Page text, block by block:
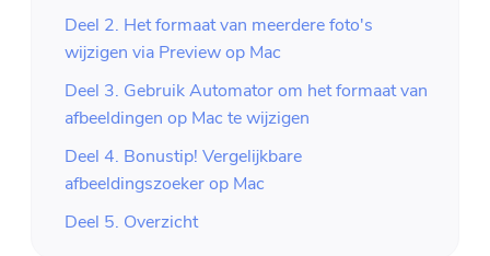
Deel 2. Het formaat van meerdere foto's
wijzigen via Preview op Mac
Deel 3. Gebruik Automator om het formaat van
afbeeldingen op Mac te wijzigen
Deel 4. Bonustip! Vergelijkbare
afbeeldingszoeker op Mac
Deel 5. Overzicht